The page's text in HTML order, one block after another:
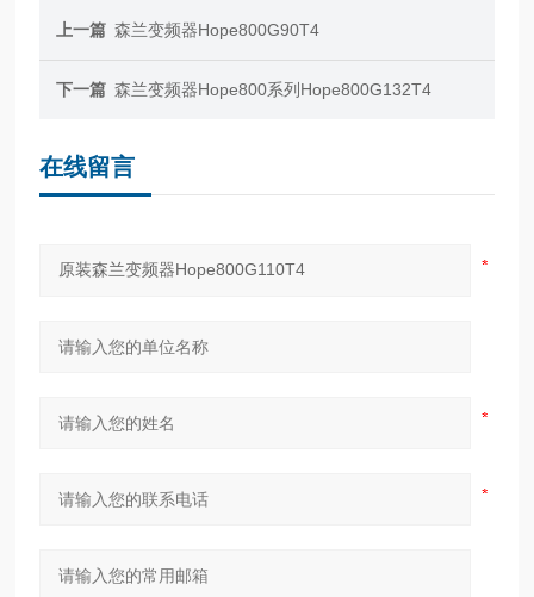
上一篇 森兰变频器Hope800G90T4
下一篇 森兰变频器Hope800系列Hope800G132T4
在线留言